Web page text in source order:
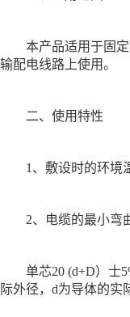
本产品适用于固定
输配电线路上使用。
二、使用特性
1、敷设时的环境温
2、电缆的最小弯曲
单芯20 (d+D）士
际外径，d为导体的实